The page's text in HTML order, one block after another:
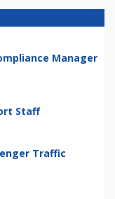
Manager
Staff
Traffic